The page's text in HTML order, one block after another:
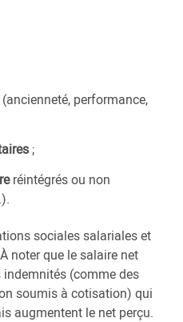
(ancienneté, performance,
;
réintégrés ou non
sociales salariales et
noter que le salaire net
(comme des
soumis à cotisation) qui
augmentent le net perçu.